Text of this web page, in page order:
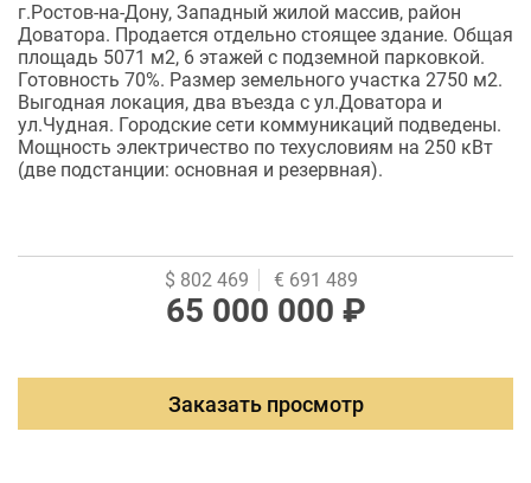
г.Ростов-на-Дону, Западный жилой массив, район
Доватора. Продается отдельно стоящее здание. Общая
площадь 5071 м2, 6 этажей с подземной парковкой.
Готовность 70%. Размер земельного участка 2750 м2.
Выгодная локация, два въезда с ул.Доватора и
ул.Чудная. Городские сети коммуникаций подведены.
Мощность электричество по техусловиям на 250 кВт
(две подстанции: основная и резервная).
$ 802 469 € 691 489
65 000 000 ₽
Заказать просмотр